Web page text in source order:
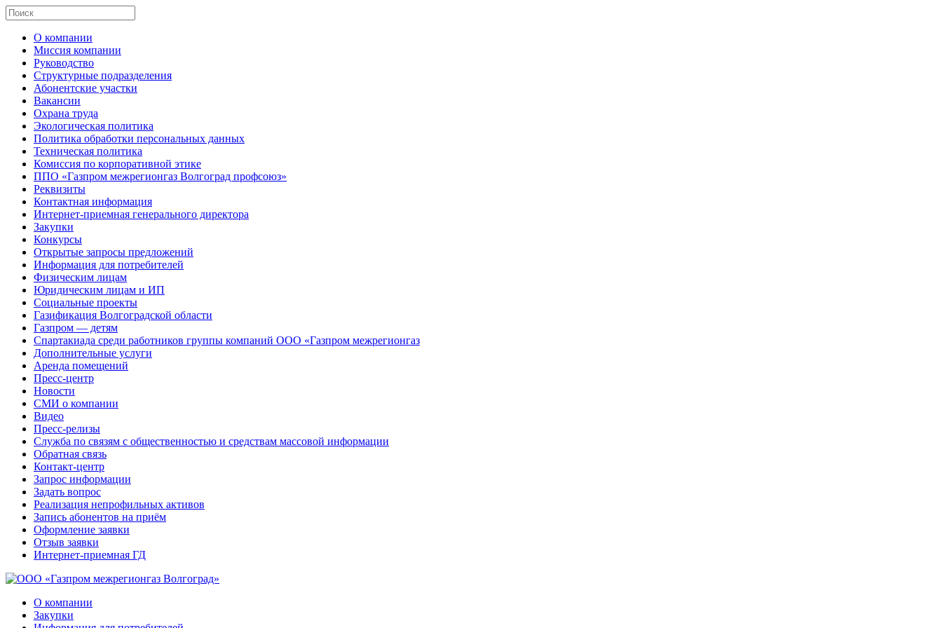
О компании
Миссия компании
Руководство
Структурные подразделения
Абонентские участки
Вакансии
Охрана труда
Экологическая политика
Политика обработки персональных данных
Техническая политика
Комиссия по корпоративной этике
ППО «Газпром межрегионгаз Волгоград профсоюз»
Реквизиты
Контактная информация
Интернет-приемная генерального директора
Закупки
Конкурсы
Открытые запросы предложений
Информация для потребителей
Физическим лицам
Юридическим лицам и ИП
Социальные проекты
Газификация Волгоградской области
Газпром — детям
Спартакиада среди работников группы компаний ООО «Газпром межрегионгаз
Дополнительные услуги
Аренда помещений
Пресс-центр
Новости
СМИ о компании
Видео
Пресс-релизы
Служба по связям с общественностью и средствам массовой информации
Обратная связь
Контакт-центр
Запрос информации
Задать вопрос
Реализация непрофильных активов
Запись абонентов на приём
Оформление заявки
Отзыв заявки
Интернет-приемная ГД
О компании
Закупки